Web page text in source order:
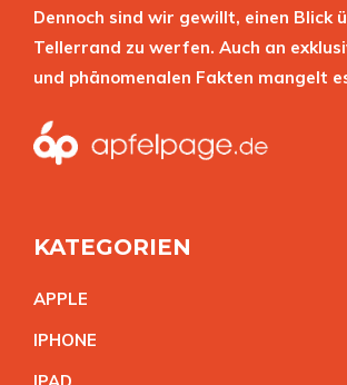
Dennoch sind wir gewillt, einen Blick
Tellerrand zu werfen. Auch an
und phänomenalen Fakten mangelt
KATEGORIEN
APPLE
IPHONE